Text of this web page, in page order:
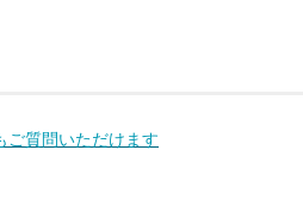
質問いただけます